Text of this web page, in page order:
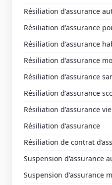
Résiliation d'assurance
Résiliation d'assurance
Résiliation d'assurance
Résiliation d'assurance
Résiliation d'assurance
Résiliation d'assurance
Résiliation d'assurance vie
Résiliation d'assurance
Résiliation de contrat
Suspension d'assurance
Suspension d'assurance